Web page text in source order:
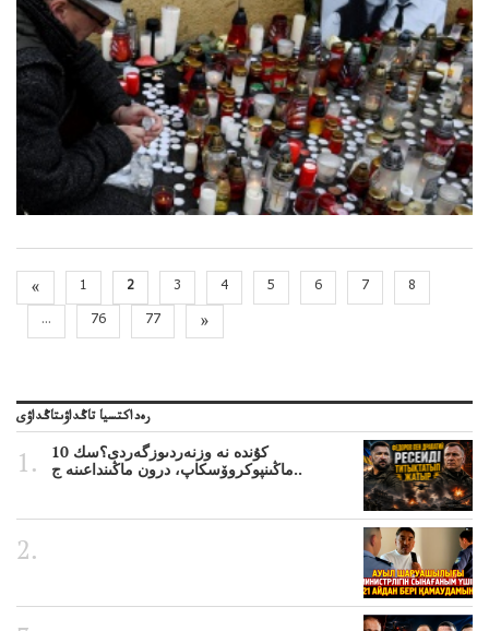
« 1 2 3 4 5 6 7
8
...
76 77 »
رەداكتسيا تاڭداۋىتاڭداۋى
10 كۇندە نە وزنەردىوزگەردى؟سك
ماڭىنپوكروۆسكاپ، درون ماڭىنداعىنە ج..